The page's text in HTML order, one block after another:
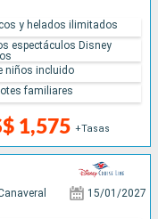
1,575 +Tasas
y helados ilimitados
espectáculos Disney
niños incluido
familiares
15/01/2027